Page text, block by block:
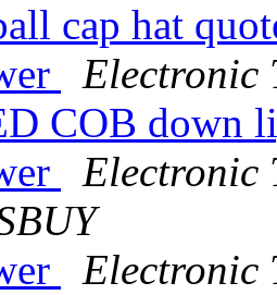
cap hat
Electronic
COB down
Electronic
Electronic